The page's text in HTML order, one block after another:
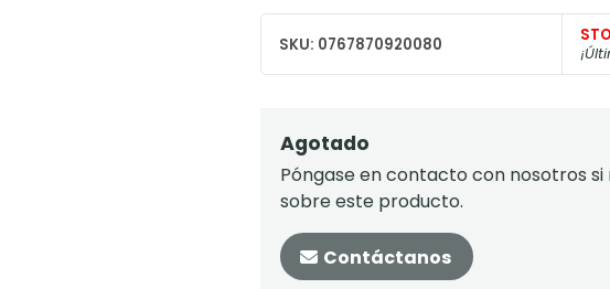
SKU: 0767870920080
Agotado
Póngase en contacto con nosotros
sobre este producto.
Contáctanos